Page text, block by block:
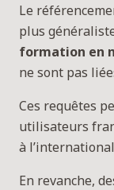
Le
plus
formation en
ne sont pas
Ces requêtes
utilisateurs
à
En revanche,